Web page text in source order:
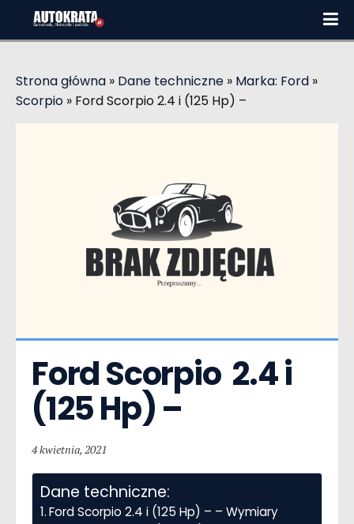
Strona główna » Dane techniczne » Marka: Ford »
Scorpio » Ford Scorpio 2.4 i (125 Hp) –
Ford Scorpio  2.4 i
(125 Hp) –
4 kwietnia, 2021
Dane techniczne:
Ford Scorpio 2.4 i (125 Hp) – – Wymiary